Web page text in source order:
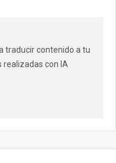
traducir contenido a tu
con IA